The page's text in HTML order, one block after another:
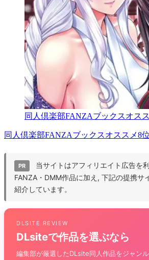
同人倶楽部FANZAブックスオス
同人倶楽部FANZAブックスオススメ8位
PR
当サイトはアフィリエイト広告を
FANZA・DMM作品に加え, 下記の提携サ
紹介しています。
DLSITE REVIEW
DLsiteで作品を選ぶなら
編集部が厳選したDLsite同人作品をジャン